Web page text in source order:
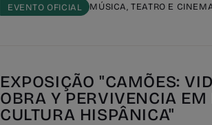
EVENTO OFICIAL MÚSICA, TEATRO E
EXPOSIÇÃO "CAMÕES:
OBRA Y PERVIVENCIA EM
CULTURA HISPÂNICA"